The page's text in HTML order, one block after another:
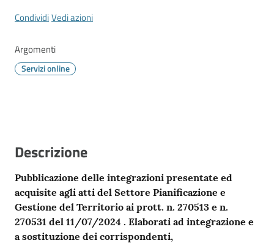
CondividiVedi azioni
Argomenti
Servizi online
Descrizione
Pubblicazione delle integrazioni presentate ed
acquisite agli atti del Settore Pianificazione e
Gestione del Territorio ai prott. n. 270513 e n.
270531 del 11/07/2024 . Elaborati ad integrazione e
a sostituzione dei corrispondenti,